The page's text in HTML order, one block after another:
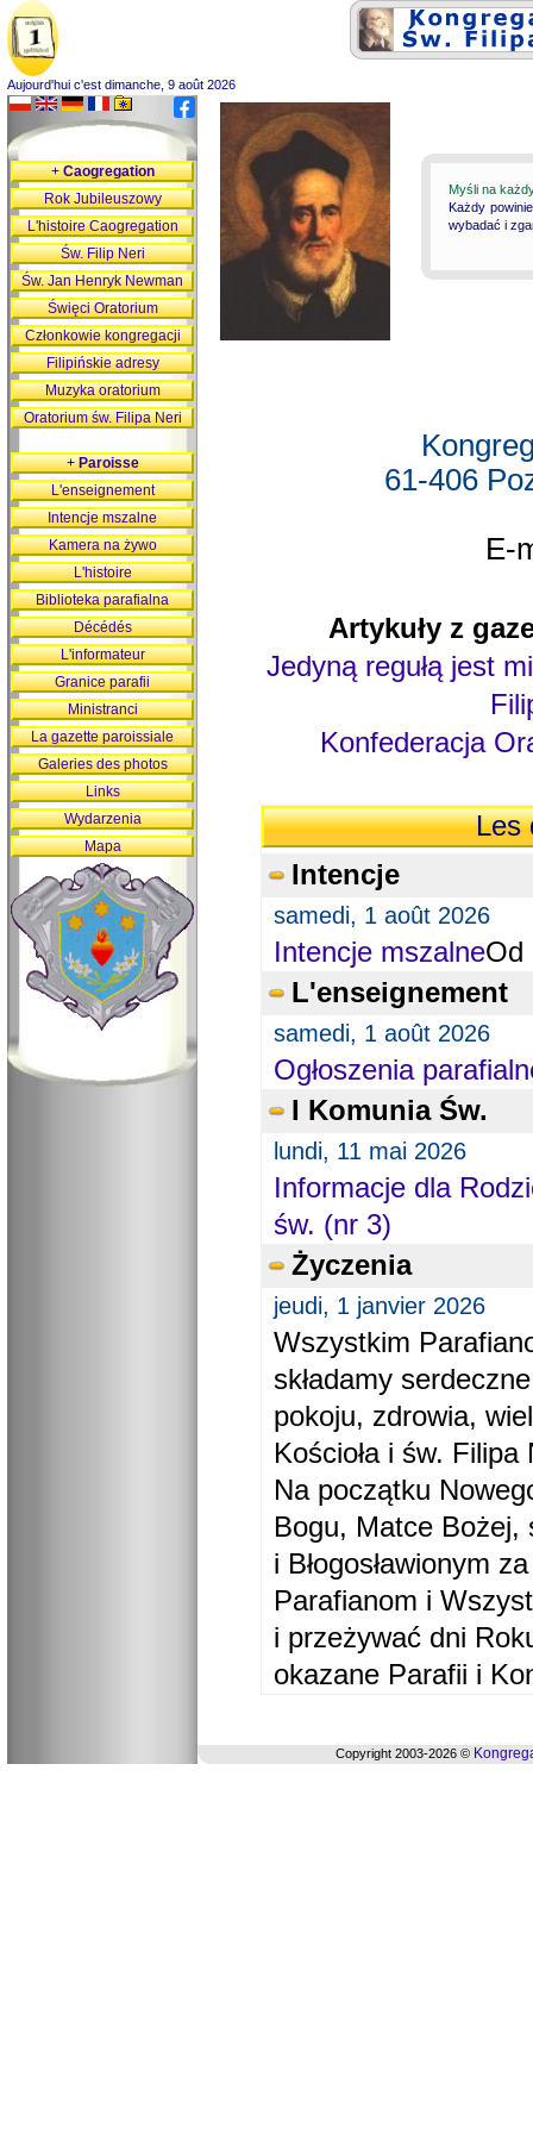
Aujourd'hui c'est dimanche, 9 août 2026
Myśli na
Każdy
wybadać i
61-406
E-
Artykuły z
Jedyną regułą jest
Konfederacja
Les
Intencje
samedi, 1 août 2026
Intencje mszalneOd
L'enseignement
samedi, 1 août 2026
Ogłoszenia
I Komunia Św.
lundi, 11 mai 2026
Informacje dla
św. (nr 3)
Życzenia
jeudi, 1 janvier 2026
Wszystkim
składamy
pokoju, zdrowia,
Kościoła i św. Filipa
Na początku
Bogu, Matce Bożej,
i Błogosławionym
Parafianom i
i przeżywać dni
okazane Parafii i
+Caogregation
Rok Jubileuszowy
L'histoire Caogregation
Św. Filip Neri
Św. Jan Henryk Newman
Święci Oratorium
Członkowie kongregacji
Filipińskie adresy
Muzyka oratorium
Oratorium św. Filipa Neri
+Paroisse
L'enseignement
Intencje mszalne
Kamera na żywo
L'histoire
Biblioteka parafialna
Décédés
L'informateur
Granice parafii
Ministranci
La gazette paroissiale
Galeries des photos
Links
Wydarzenia
Mapa
Copyright 2003-2026 ©